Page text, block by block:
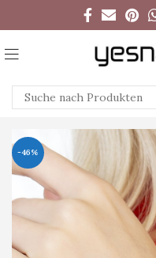
-46%